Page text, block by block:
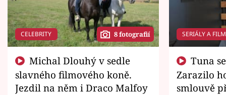
CELEBRITY 8 fotografií
slavného filmového koně.
Jezdil na něm i Draco Malfoy
SERIÁLY A
Zarazilo
smlouvě